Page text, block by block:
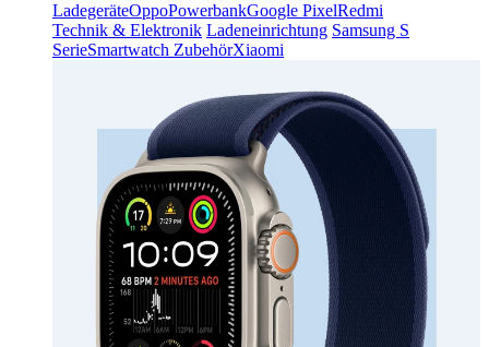
LadegeräteOppoPowerbankGoogle PixelRedmi
Technik & Elektronik Ladeneinrichtung Samsung S
SerieSmartwatch ZubehörXiaomi